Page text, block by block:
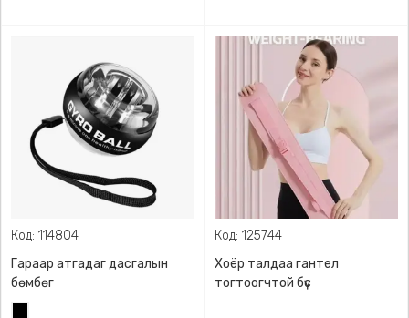
Код: 114804
Гараар атгадаг дасгалын
бөмбөг
Код: 125744
Хоёр талдаа гантел
тогтоогчтой бүс